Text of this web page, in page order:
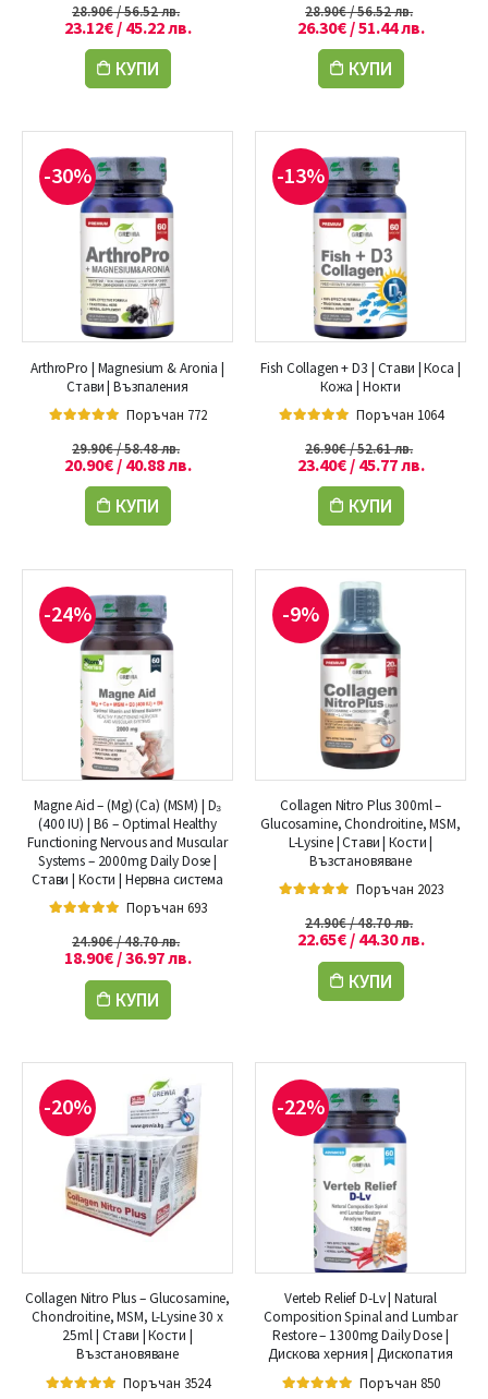
28.90€/ 56.52 лв.
23.12€/ 45.22 лв.
КУПИ
28.90€/ 56.52 лв.
26.30€/ 51.44 лв.
КУПИ
-30%
ArthroPro | Magnesium & Aronia |
Стави | Възпаления
Поръчан 772
29.90€/ 58.48 лв.
20.90€/ 40.88 лв.
КУПИ
-13%
Fish Collagen + D3 | Стави | Коса |
Кожа | Нокти
Поръчан 1064
26.90€/ 52.61 лв.
23.40€/ 45.77 лв.
КУПИ
-24%
Magne Aid – (Mg) (Ca) (MSM) | D₃
(400 IU) | B6 – Optimal Healthy
Functioning Nervous and Muscular
Systems – 2000mg Daily Dose |
Стави | Кости | Нервна система
Поръчан 693
24.90€/ 48.70 лв.
18.90€/ 36.97 лв.
КУПИ
-9%
Collagen Nitro Plus 300ml –
Glucosamine, Chondroitine, MSM,
L-Lysine | Стави | Кости |
Възстановяване
Поръчан 2023
24.90€/ 48.70 лв.
22.65€/ 44.30 лв.
КУПИ
-20%
Collagen Nitro Plus – Glucosamine,
Chondroitine, MSM, L-Lysine 30 x
25ml | Стави | Кости |
Възстановяване
Поръчан 3524
-22%
Verteb Relief D-Lv | Natural
Composition Spinal and Lumbar
Restore – 1300mg Daily Dose |
Дискова херния | Дископатия
Поръчан 850